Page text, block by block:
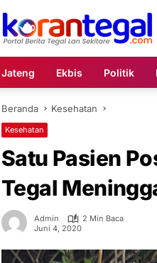
Jateng Ekbis Politik
Beranda Kesehatan
Kesehatan
Satu Pasien
Tegal
Admin
2 Min Baca
Juni 4, 2020